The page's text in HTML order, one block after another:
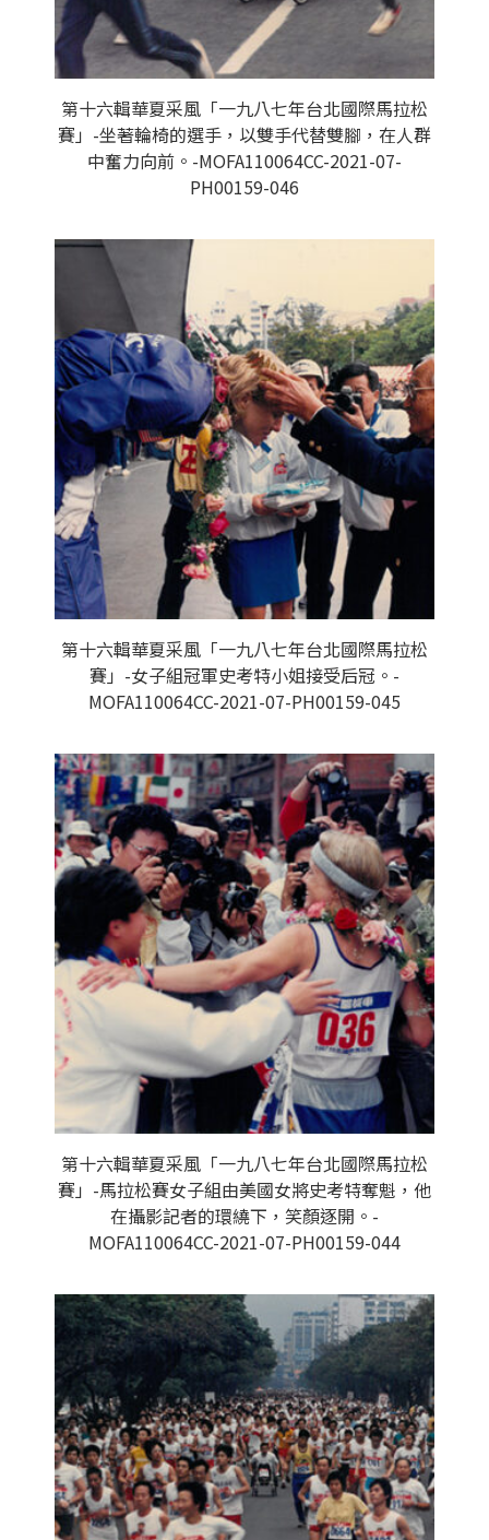
第十六輯華夏采風「一九八七年台北國際馬拉松
賽」-坐著輪椅的選手，以雙手代替雙腳，在人群
中奮力向前。-MOFA110064CC-2021-07-
PH00159-046
第十六輯華夏采風「一九八七年台北國際馬拉松
賽」-女子組冠軍史考特小姐接受后冠。-
MOFA110064CC-2021-07-PH00159-045
第十六輯華夏采風「一九八七年台北國際馬拉松
賽」-馬拉松賽女子組由美國女將史考特奪魁，他
在攝影記者的環繞下，笑顏逐開。-
MOFA110064CC-2021-07-PH00159-044